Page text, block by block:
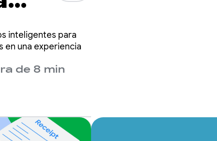
inteligentes para
en una experiencia
de 8 min